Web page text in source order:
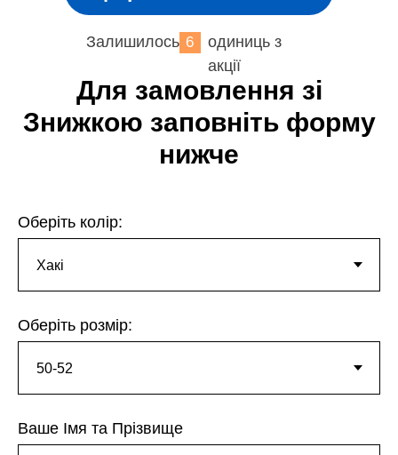
Залишилось
одиниць з
акції
6
Для замовлення зі
Знижкою заповніть форму
нижче
Оберіть колір:
Оберіть розмір:
Ваше Імя та Прізвище